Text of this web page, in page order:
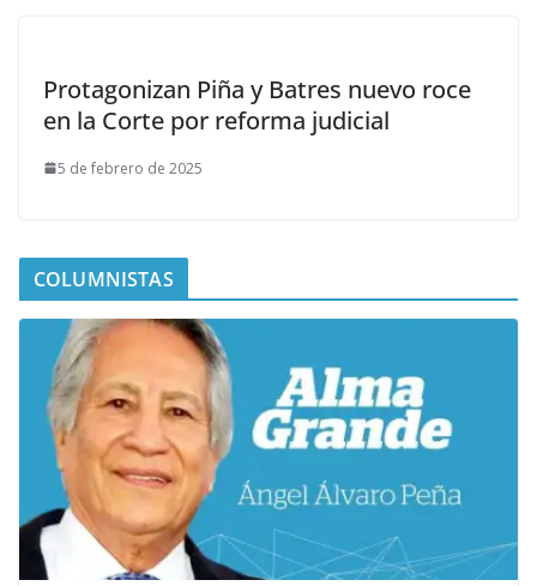
Protagonizan Piña y Batres nuevo roce
en la Corte por reforma judicial
5 de febrero de 2025
COLUMNISTAS